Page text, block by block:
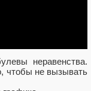
неравенства.
чтобы не вызывать